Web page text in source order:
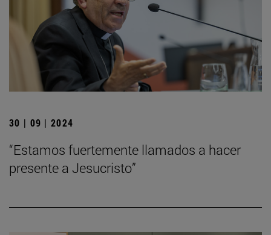
30 | 09 | 2024
“Estamos fuertemente llamados a hacer
presente a Jesucristo”